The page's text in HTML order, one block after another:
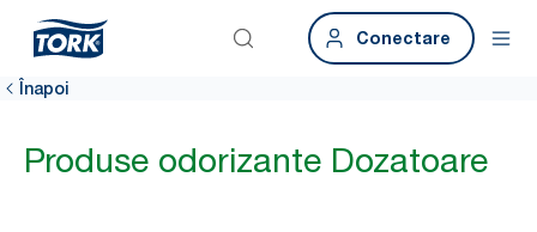
Conectare
Înapoi
Produse odorizante Dozatoare